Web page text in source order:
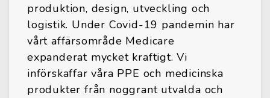
produktion, design, utveckling och
logistik. Under Covid-19 pandemin har
vårt affärsområde Medicare
expanderat mycket kraftigt. Vi
införskaffar våra PPE och medicinska
produkter från noggrant utvalda och